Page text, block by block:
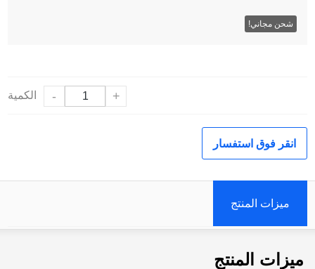
شحن مجاني!
الكمية - +
انقر فوق استفسار
ميزات المنتج
ميزات المنتج